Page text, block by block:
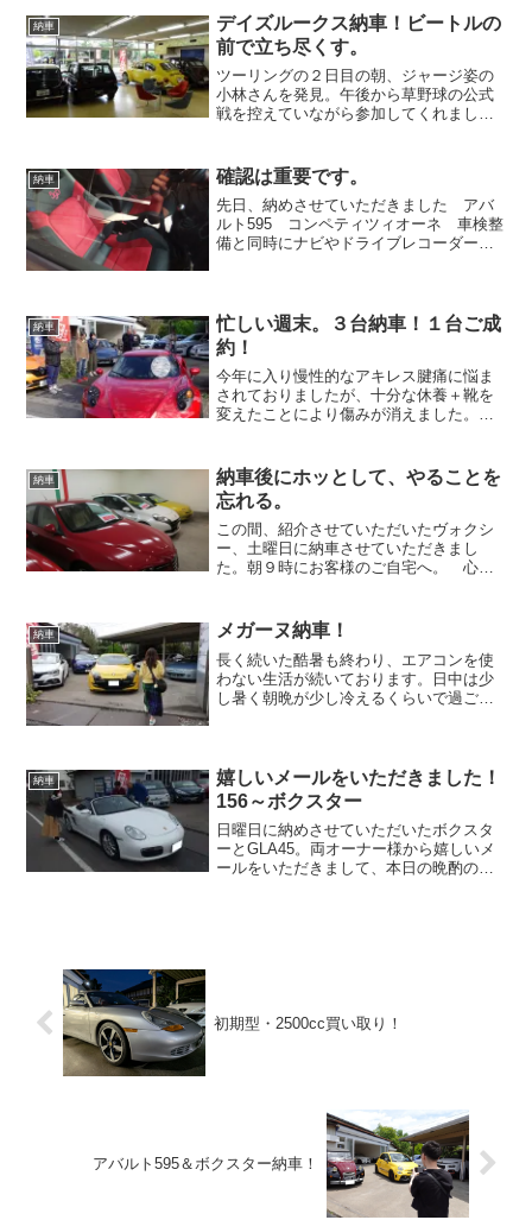
納車
デイズルークス納車！ビートルの
前で立ち尽くす。
ツーリングの２日目の朝、ジャージ姿の
小林さんを発見。午後から草野球の公式
戦を控えていながら参加してくれまし
しくなる。ただ、このツーリングの宴会
で寝不足になり、いつもの選...
納車 確認は重要です。
先日、納めさせていただきました アバ
ルト595 コンペティツィオーネ 車検整
備と同時にナビやドライブレコーダー等
きました。 実に完調...
納車
忙しい週末。３台納車！１台ご成
約！
今年に入り慢性的なアキレス腱痛に悩ま
されておりましたが、十分な休養＋靴を
変えたことにより傷みが消えました。走
れております。 別に目標はないので問
題はないのですが、このま...
納車
納車後にホッとして、やることを
忘れる。
この間、紹介させていただいたヴォクシ
ー、土曜日に納車させていただきまし
た。朝９時にお客様のご自宅へ。 心配
８時４５分に出発。遅れるよりは早いほ
うがいい・・・けど、早すぎる...
納車 メガーヌ納車！
長く続いた酷暑も終わり、エアコンを使
わない生活が続いております。日中は少
し暑く朝晩が少し冷えるくらいで過ごし
になりました。私もそろそろ...
納車
嬉しいメールをいただきました！
156～ボクスター
日曜日に納めさせていただいたボクスタ
ーとGLA45。両オーナー様から嬉しいメ
ールをいただきまして、本日の晩酌の量
初期型・2500cc買い取り！
アバルト595＆ボクスター納車！